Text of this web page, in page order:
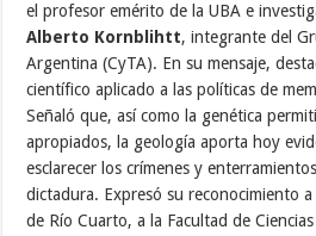
el profesor emérito de la UBA e
Alberto Kornblihtt, integrante del
Argentina (CyTA). En su mensaje,
científico aplicado a las políticas de
Señaló que, así como la genética
apropiados, la geología aporta hoy
esclarecer los crímenes y
dictadura. Expresó su reconocimiento a
de Río Cuarto, a la Facultad de